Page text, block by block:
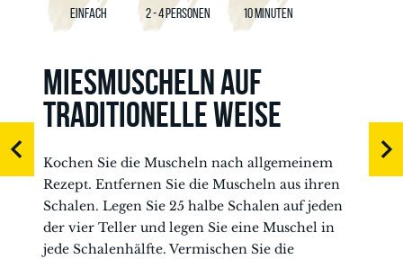
EINFACH 2 - 4 PERSONEN 10 MINUTEN
MIESMUSCHELN AUF
TRADITIONELLE WEISE
Kochen Sie die Muscheln nach allgemeinem
Rezept. Entfernen Sie die Muscheln aus ihren
Schalen. Legen Sie 25 halbe Schalen auf jeden
der vier Teller und legen Sie eine Muschel in
jede Schalenhälfte. Vermischen Sie die